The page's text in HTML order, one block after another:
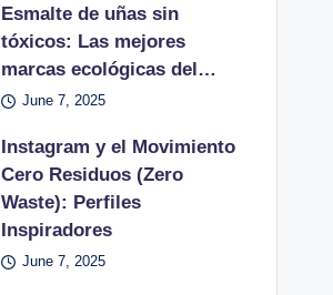
Esmalte de uñas sin
tóxicos: Las mejores
marcas ecológicas del…
June 7, 2025
Instagram y el Movimiento
Cero Residuos (Zero
Waste): Perfiles
Inspiradores
June 7, 2025